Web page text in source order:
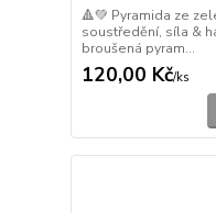
🔺💚 Pyramida ze
soustředění, síla &
broušená pyram...
120,00 Kč/ks